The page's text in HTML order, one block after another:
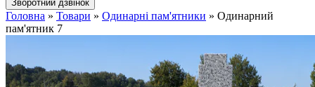
Зворотний дзвінок
Головна » Товари » Одинарні пам'ятники » Одинарний
пам'ятник 7